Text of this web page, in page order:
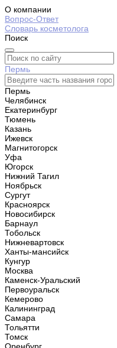
О компании
Вопрос-Ответ
Словарь косметолога
Поиск
Пермь
Пермь
Челябинск
Екатеринбург
Тюмень
Казань
Ижевск
Магнитогорск
Уфа
Югорск
Нижний Тагил
Ноябрьск
Сургут
Красноярск
Новосибирск
Барнаул
Тобольск
Нижневартовск
Ханты-мансийск
Кунгур
Москва
Каменск-Уральский
Первоуральск
Кемерово
Калининград
Самара
Тольятти
Томск